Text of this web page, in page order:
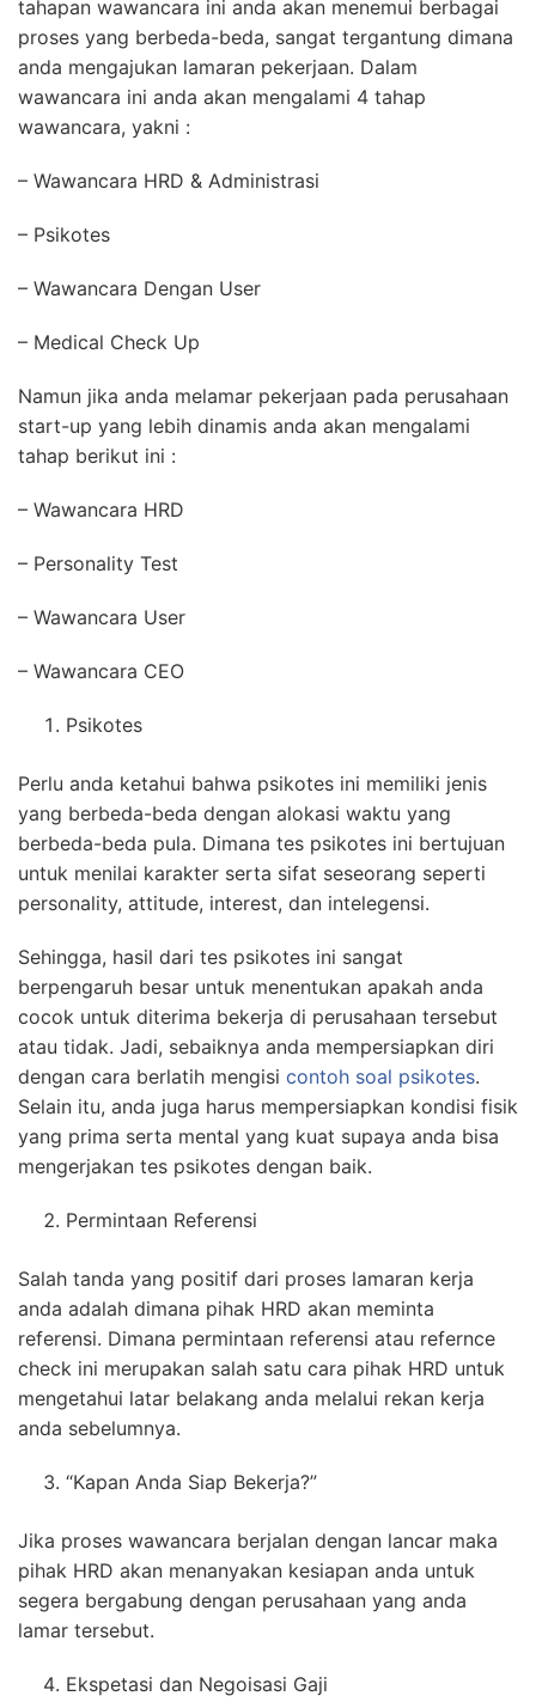
tahapan wawancara ini anda akan menemui berbagai
proses yang berbeda-beda, sangat tergantung dimana
anda mengajukan lamaran pekerjaan. Dalam
wawancara ini anda akan mengalami 4 tahap
wawancara, yakni :
– Wawancara HRD & Administrasi
– Psikotes
– Wawancara Dengan User
– Medical Check Up
Namun jika anda melamar pekerjaan pada perusahaan
start-up yang lebih dinamis anda akan mengalami
tahap berikut ini :
– Wawancara HRD
– Personality Test
– Wawancara User
– Wawancara CEO
Psikotes
Perlu anda ketahui bahwa psikotes ini memiliki jenis
yang berbeda-beda dengan alokasi waktu yang
berbeda-beda pula. Dimana tes psikotes ini bertujuan
untuk menilai karakter serta sifat seseorang seperti
personality, attitude, interest, dan intelegensi.
Sehingga, hasil dari tes psikotes ini sangat
berpengaruh besar untuk menentukan apakah anda
cocok untuk diterima bekerja di perusahaan tersebut
atau tidak. Jadi, sebaiknya anda mempersiapkan diri
dengan cara berlatih mengisi contoh soal psikotes.
Selain itu, anda juga harus mempersiapkan kondisi fisik
yang prima serta mental yang kuat supaya anda bisa
mengerjakan tes psikotes dengan baik.
Permintaan Referensi
Salah tanda yang positif dari proses lamaran kerja
anda adalah dimana pihak HRD akan meminta
referensi. Dimana permintaan referensi atau refernce
check ini merupakan salah satu cara pihak HRD untuk
mengetahui latar belakang anda melalui rekan kerja
anda sebelumnya.
“Kapan Anda Siap Bekerja?”
Jika proses wawancara berjalan dengan lancar maka
pihak HRD akan menanyakan kesiapan anda untuk
segera bergabung dengan perusahaan yang anda
lamar tersebut.
Ekspetasi dan Negoisasi Gaji